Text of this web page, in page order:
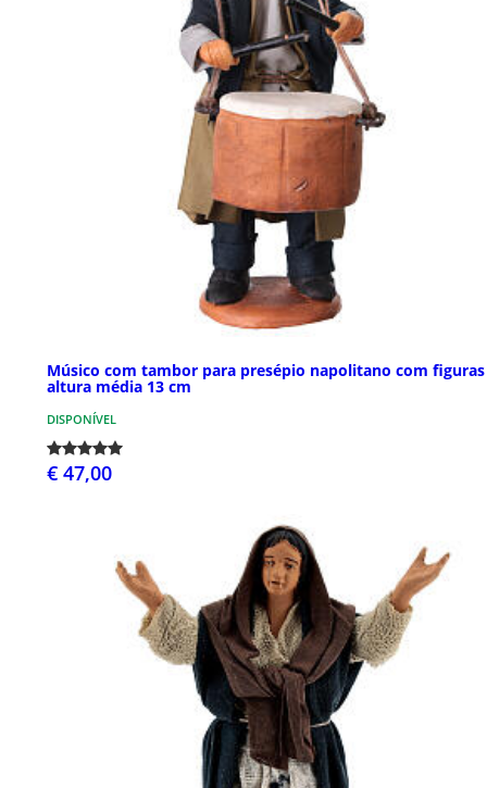
Músico com tambor para presépio napolitano com
altura média 13 cm
DISPONÍVEL
€ 47,00